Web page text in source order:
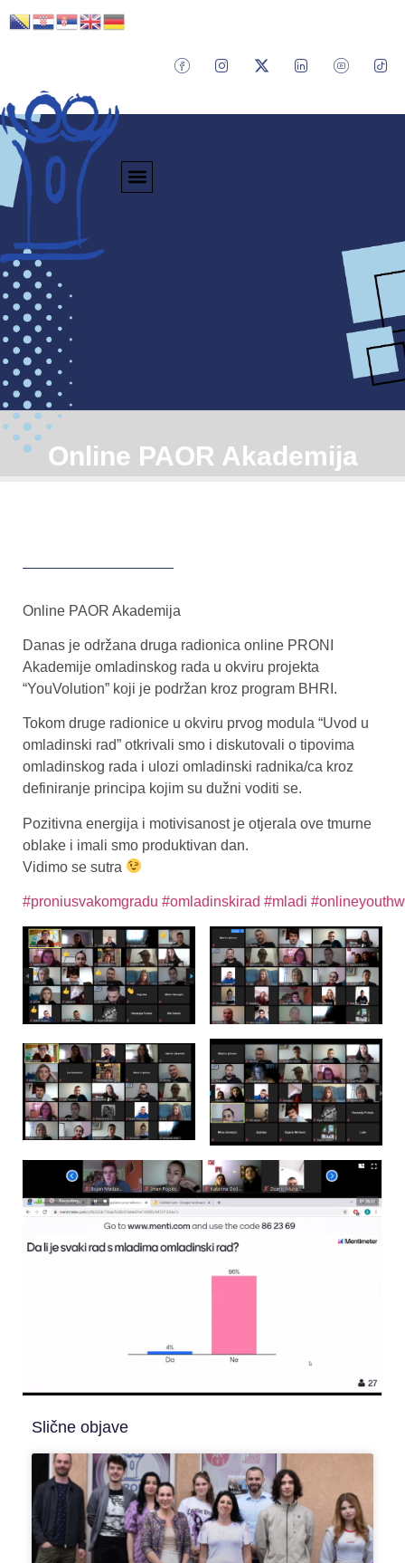
Online PAOR Akademija
Online PAOR Akademija
Danas je održana druga radionica online PRONI
Akademije omladinskog rada u okviru projekta
“YouVolution” koji je podržan kroz program BHRI.
Tokom druge radionice u okviru prvog modula “Uvod u
omladinski rad” otkrivali smo i diskutovali o tipovima
omladinskog rada i ulozi omladinski radnika/ca kroz
definiranje principa kojim su dužni voditi se.
Pozitivna energija i motivisanost je otjerala ove tmurne
oblake i imali smo produktivan dan.
Vidimo se sutra
#proniusvakomgradu #omladinskirad #mladi
Slične objave